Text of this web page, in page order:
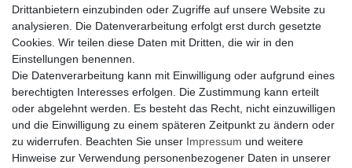
Zahlung und Versand
Widerrufsrecht
Widerrufsformular
Datenschutzerklärung
AGB
Impressum
Drittanbietern einzubinden oder Zugriffe auf unsere Website zu
analysieren. Die Datenverarbeitung erfolgt erst durch gesetzte
Cookies. Wir teilen diese Daten mit Dritten, die wir in den
Einstellungen benennen.
Die Datenverarbeitung kann mit Einwilligung oder aufgrund eines
berechtigten Interesses erfolgen. Die Zustimmung kann erteilt
oder abgelehnt werden. Es besteht das Recht, nicht einzuwilligen
und die Einwilligung zu einem späteren Zeitpunkt zu ändern oder
zu widerrufen. Beachten Sie unser Impressum und weitere
Hinweise zur Verwendung personenbezogener Daten in unserer